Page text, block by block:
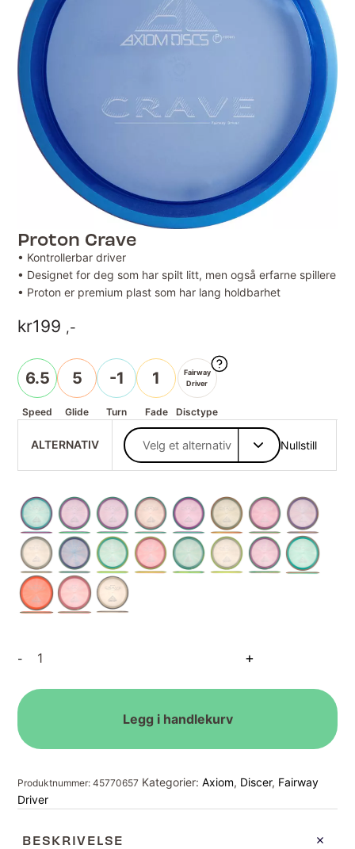
Proton Crave
• Kontrollerbar driver
• Designet for deg som har spilt litt, men også erfarne spillere
• Proton er premium plast som har lang holdbarhet
kr199 ,-
6.5
Speed
5
Glide
-1
Turn
1
Fade
Fairway
Driver
Disctype
ALTERNATIV Nullstill
-
Crave
+
Legg i handlekurv
Produktnummer:45770657 Kategorier:Axiom, Discer, Fairway
Driver
BESKRIVELSE